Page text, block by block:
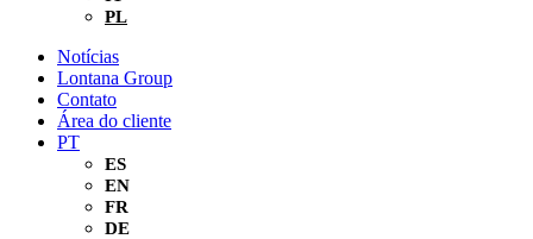
PL
Notícias
Lontana Group
Contato
Área do cliente
PT
ES
EN
FR
DE